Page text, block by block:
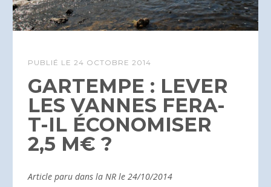
PUBLIÉ LE 24 OCTOBRE 2014
GARTEMPE : LEVER
LES VANNES FERA-
T-IL ÉCONOMISER
2,5 M€ ?
Article paru dans la NR le 24/10/2014